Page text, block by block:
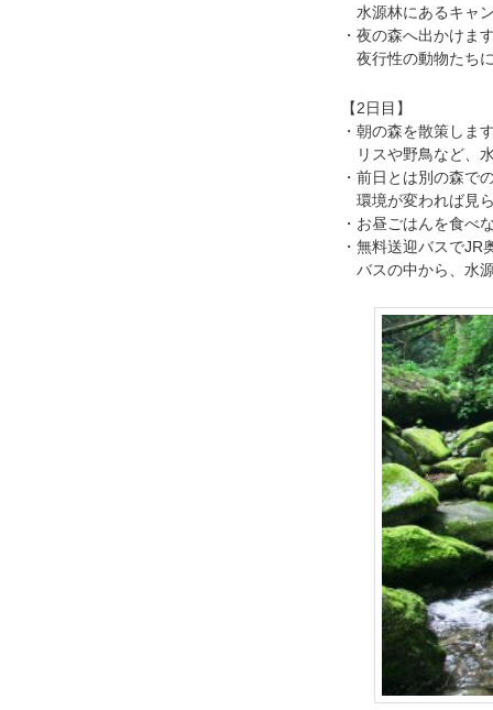
水源林にあるキャ
・夜の森へ出かけま
夜行性の動物たち
【2日目】
・朝の森を散策しま
リスや野鳥など、
・前日とは別の森で
環境が変われば見
・お昼ごはんを食べ
・無料送迎バスでJR
バスの中から、水